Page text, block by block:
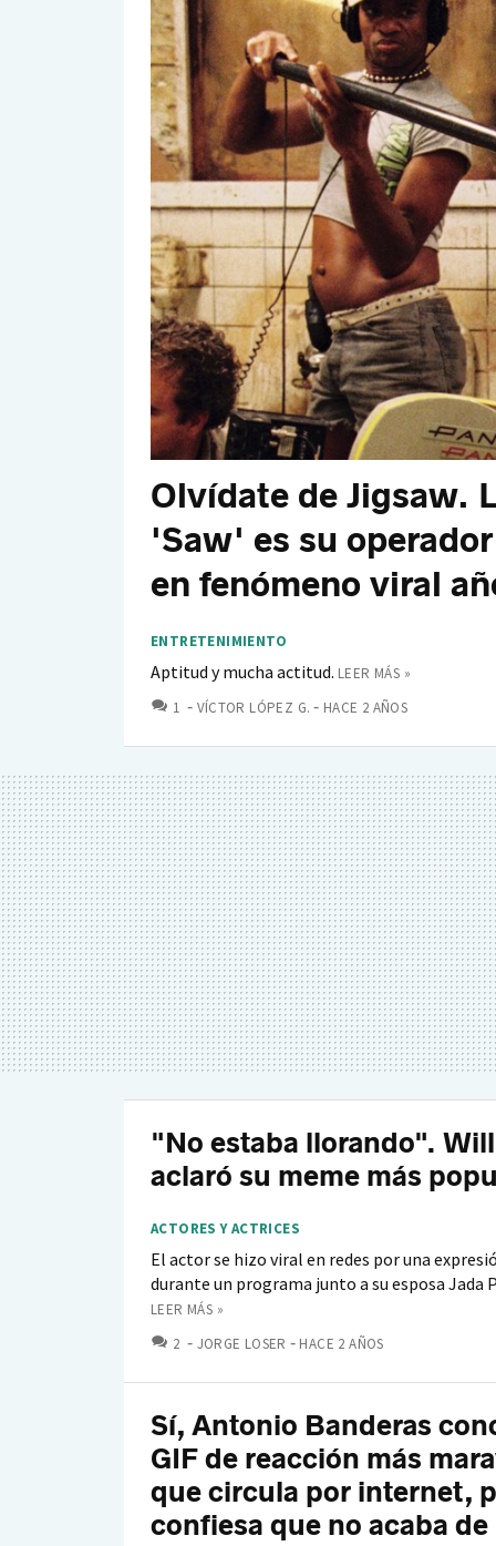
Olvídate de Jigsaw.
'Saw' es su
en fenómeno viral
ENTRETENIMIENTO
Aptitud y mucha actitud. LEER MÁS »
1 COMENTARIOS
VÍCTOR LÓPEZ G. HACE 2 AÑOS
"No estaba llorando".
aclaró su meme más
ACTORES Y ACTRICES
El actor se hizo viral en redes por una
durante un programa junto a su esposa Jada
LEER MÁS »
2 COMENTARIOS
JORGE LOSER HACE 2 AÑOS
Sí, Antonio Banderas
GIF de reacción más
que circula por internet,
confiesa que no acaba de